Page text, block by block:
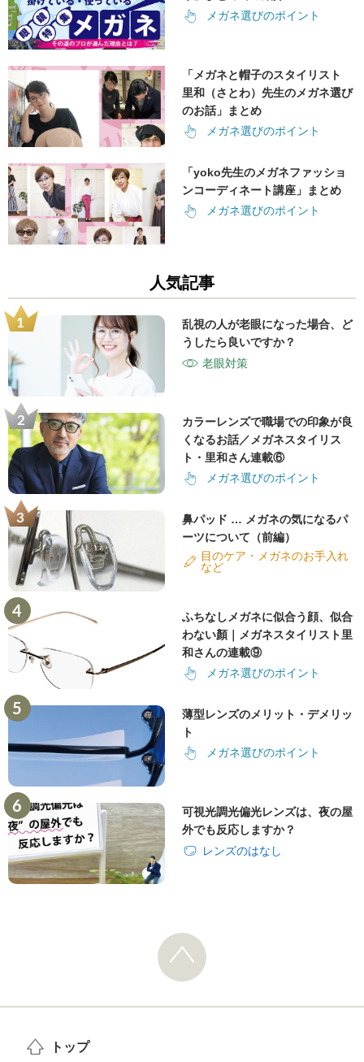
メガネ選びのポイント
「メガネと帽子のスタイリスト
里和（さとわ）先生のメガネ選び
のお話」まとめ
メガネ選びのポイント
「yoko先生のメガネファッショ
ンコーディネート講座」まとめ
メガネ選びのポイント
人気記事
乱視の人が老眼になった場合、ど
うしたら良いですか？
老眼対策
カラーレンズで職場での印象が良
くなるお話／メガネスタイリス
ト・里和さん連載⑥
メガネ選びのポイント
鼻パッド … メガネの気になるパ
ーツについて（前編）
目のケア・メガネのお手入れ
など
ふちなしメガネに似合う顔、似合
わない顏｜メガネスタイリスト里
和さんの連載⑨
メガネ選びのポイント
薄型レンズのメリット・デメリッ
ト
メガネ選びのポイント
可視光調光偏光レンズは、夜の屋
外でも反応しますか？
レンズのはなし
トップ